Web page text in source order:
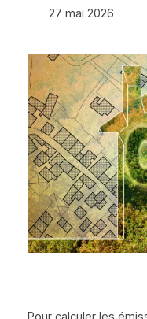
27 mai 2026